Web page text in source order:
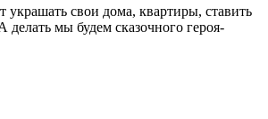
украшать свои дома, квартиры, ставить
мы будем сказочного героя-